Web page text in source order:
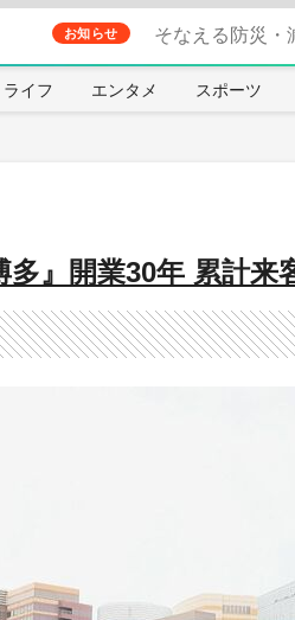
お知らせ そなえる防災・
ライフ エンタメ スポーツ
多』開業30年 累計